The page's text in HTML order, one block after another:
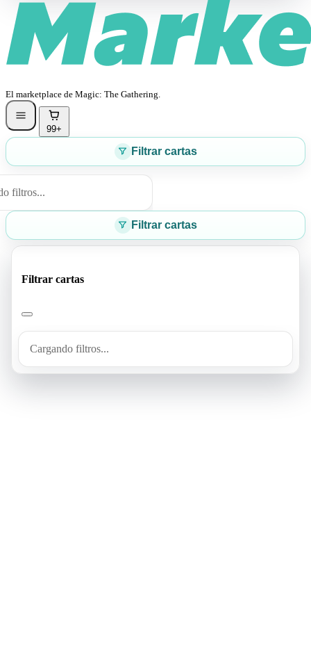
El marketplace de Magic: The Gathering.
99+
Filtrar cartas
filtros...
Filtrar cartas
Filtrar cartas
Cargando filtros...